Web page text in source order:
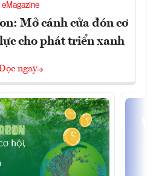
eMagazine
Mở cánh cửa đón cơ
cho phát triển xanh
ngay